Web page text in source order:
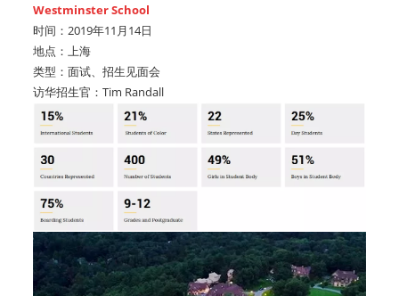
Westminster School
时间：2019年11月14日
地点：上海
类型：面试、招生见面会
访华招生官：Tim Randall